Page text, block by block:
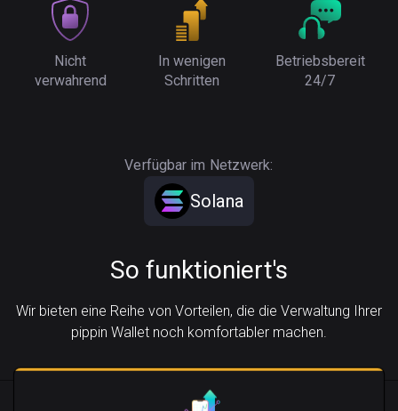
Nicht
verwahrend
In wenigen
Schritten
Betriebsbereit
24/7
Verfügbar im Netzwerk:
Solana
So funktioniert's
Wir bieten eine Reihe von Vorteilen, die die Verwaltung Ihrer
pippin Wallet noch komfortabler machen.